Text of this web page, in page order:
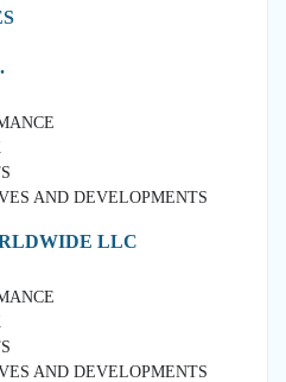
AND DEVELOPMENTS
LLC
AND DEVELOPMENTS